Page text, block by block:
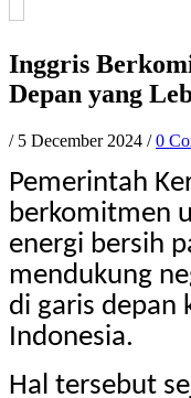
Inggris
Depan yang
/ 5 December 2024 /0
Pemerintah
berkomitmen
energi bersih
mendukung
di garis depan
Indonesia.
Hal tersebut